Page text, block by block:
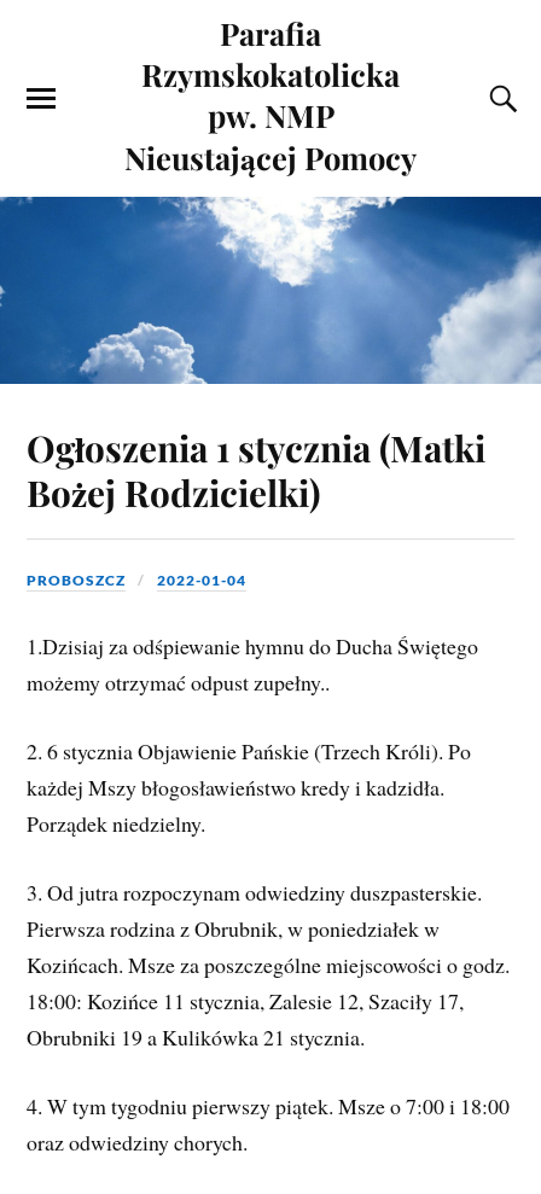
Parafia
Rzymskokatolicka
pw. NMP
Nieustającej Pomocy
Ogłoszenia 1 stycznia (Matki
Bożej Rodzicielki)
PROBOSZCZ 2022-01-04
1.Dzisiaj za odśpiewanie hymnu do Ducha Świętego
możemy otrzymać odpust zupełny..
2. 6 stycznia Objawienie Pańskie (Trzech Króli). Po
każdej Mszy błogosławieństwo kredy i kadzidła.
Porządek niedzielny.
3. Od jutra rozpoczynam odwiedziny duszpasterskie.
Pierwsza rodzina z Obrubnik, w poniedziałek w
Kozińcach. Msze za poszczególne miejscowości o godz.
18:00: Kozińce 11 stycznia, Zalesie 12, Szaciły 17,
Obrubniki 19 a Kulikówka 21 stycznia.
4. W tym tygodniu pierwszy piątek. Msze o 7:00 i 18:00
oraz odwiedziny chorych.